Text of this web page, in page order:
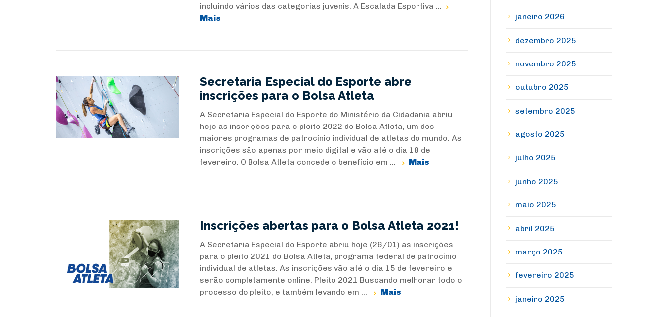
incluindo vários das categorias juvenis. A Escalada Esportiva ...
Mais
Secretaria Especial do Esporte abre
inscrições para o Bolsa Atleta
A Secretaria Especial do Esporte do Ministério da Cidadania abriu
hoje as inscrições para o pleito 2022 do Bolsa Atleta, um dos
maiores programas de patrocínio individual de atletas do mundo. As
inscrições são apenas por meio digital e vão até o dia 18 de
fevereiro. O Bolsa Atleta concede o benefício em ...
Mais
Inscrições abertas para o Bolsa Atleta 2021!
A Secretaria Especial do Esporte abriu hoje (26/01) as inscrições
para o pleito 2021 do Bolsa Atleta, programa federal de patrocínio
individual de atletas. As inscrições vão até o dia 15 de fevereiro e
serão completamente online. Pleito 2021 Buscando melhorar todo o
processo do pleito, e também levando em ...
Mais
janeiro 2026
dezembro 2025
novembro 2025
outubro 2025
setembro 2025
agosto 2025
julho 2025
junho 2025
maio 2025
abril 2025
março 2025
fevereiro 2025
janeiro 2025